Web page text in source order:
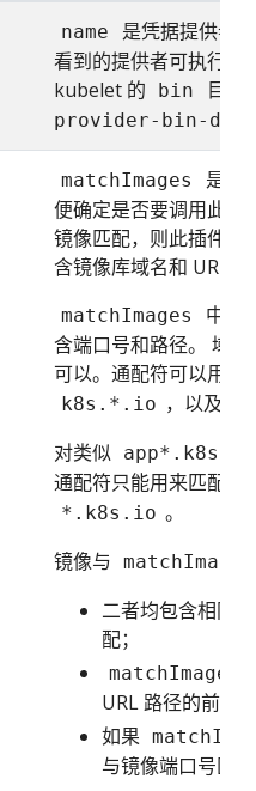
name
是凭据提供者
看到的提供者可执行文
kubelet 的
bin 目录
provider-bin-dir
matchImages
是一
便确定是否要调用此提
镜像匹配，则此插件会
含镜像库域名和 URL
matchImages
中的
含端口号和路径。 域
可以。通配符可以用作
k8s.*.io ，以及顶
对类似
app*.k8s.io
通配符只能用来匹配一
*.k8s.io 。
镜像与 matchImages
二者均包含相同
配；
matchImages
URL 路径的前缀
如果
与镜像端口号匹